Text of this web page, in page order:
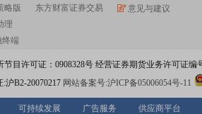
略版
理
终端
东方财富证券交易
意见与建议
目许可证：0908328号 经营证券期货业务许可证编
:沪B2-20070217 网站备案号:沪ICP备05006054号-11
可持续发展 广告服务 供应商平台